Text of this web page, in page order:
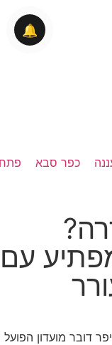
כפר סבא
עם
דובר מועדון הפועל
🔔